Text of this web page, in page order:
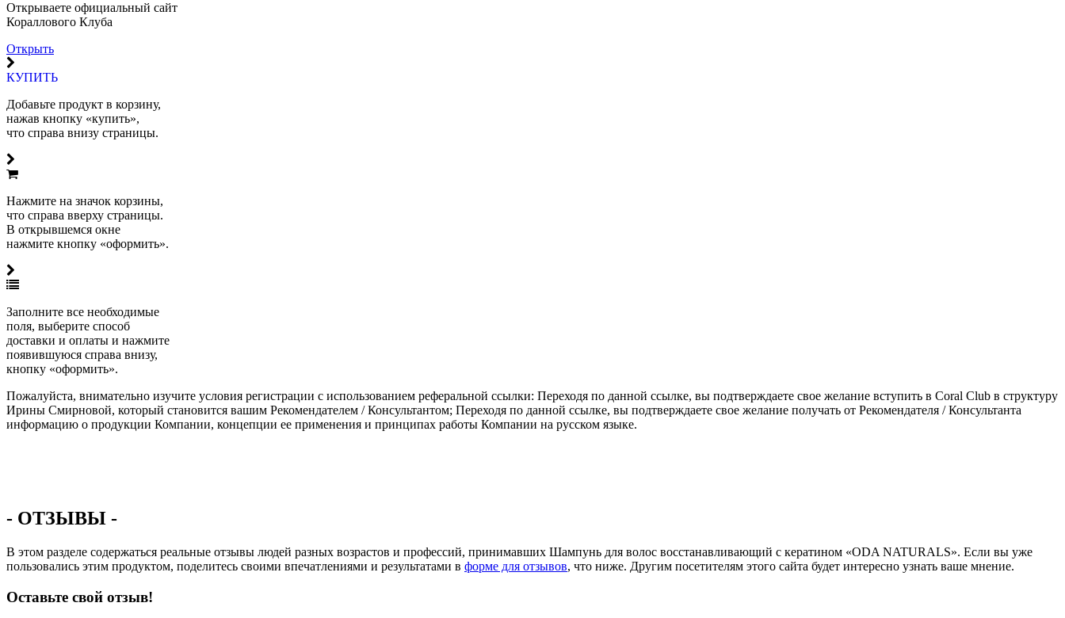
Открываете официальный сайт
Кораллового Клуба
Открыть
КУПИТЬ
Добавьте продукт в корзину,
нажав кнопку «купить»,
что справа внизу страницы.
Нажмите на значок корзины,
что справа вверху страницы.
В открывшемся окне
нажмите кнопку «оформить».
Заполните все необходимые
поля, выберите способ
доставки и оплаты и нажмите
появившуюся справа внизу,
кнопку «оформить».
Пожалуйста, внимательно изучите условия регистрации с использованием реферальной ссылки: Переходя по данной ссылке, вы подтверждаете свое желание вступить в Coral Club в структуру
Ирины Смирновой, который становится вашим Рекомендателем / Консультантом; Переходя по данной ссылке, вы подтверждаете свое желание получать от Рекомендателя / Консультанта
информацию о продукции Компании, концепции ее применения и принципах работы Компании на русском языке.
- ОТЗЫВЫ -
В этом разделе содержаться реальные отзывы людей разных возрастов и профессий, принимавших Шампунь для волос восстанавливающий с кератином «ODA NATURALS». Если вы уже
пользовались этим продуктом, поделитесь своими впечатлениями и результатами в форме для отзывов, что ниже. Другим посетителям этого сайта будет интересно узнать ваше мнение.
Оставьте свой отзыв!